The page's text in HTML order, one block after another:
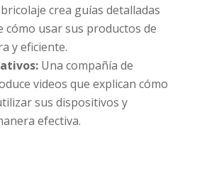
crea guías detalladas
cómo usar sus productos de
y eficiente.
Una compañía de
videos que explican cómo
sus dispositivos y
efectiva.